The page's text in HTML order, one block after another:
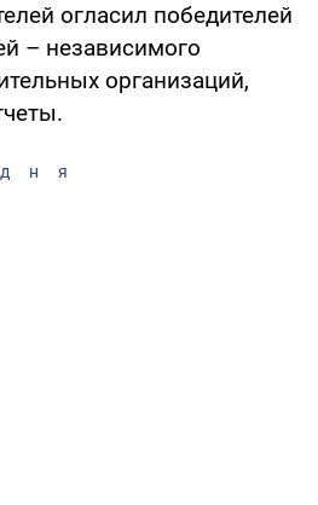
огласил победителей
– независимого
организаций,